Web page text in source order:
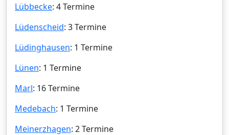
Lübbecke: 4 Termine
Lüdenscheid: 3 Termine
Lüdinghausen: 1 Termine
Lünen: 1 Termine
Marl: 16 Termine
Medebach: 1 Termine
Meinerzhagen: 2 Termine